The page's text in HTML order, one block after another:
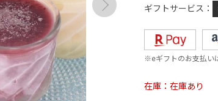
ギフトサービス
※eギフトのお支払い
在庫 在庫あり